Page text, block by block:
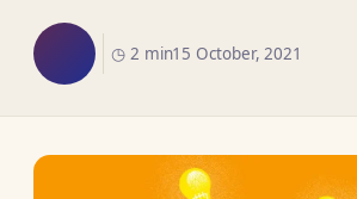
◷ 2 min15 October, 2021